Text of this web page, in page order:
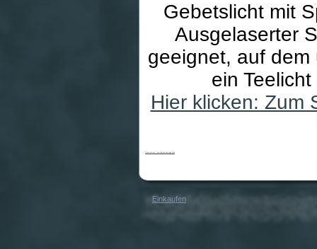
Gebetslicht mit
Ausgelaserter
geeignet, auf
ein
Hier klicken: Zum
Einkaufen